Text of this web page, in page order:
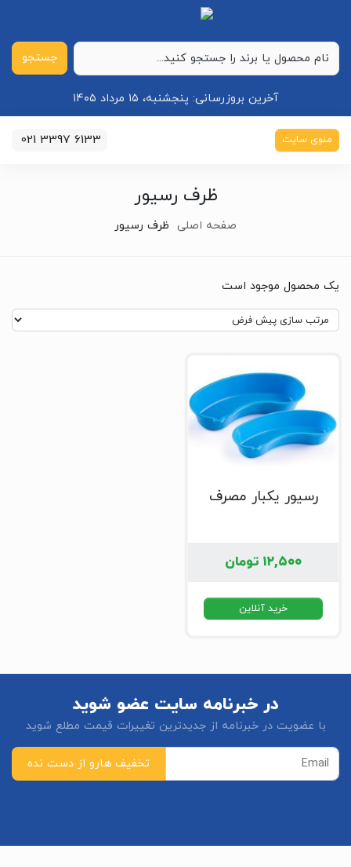
جستجو
آخرین بروزرسانی: پنجشنبه، ۱۵ مرداد ۱۴۰۵
منوی سایت 021 3397 6133
ظرف رسیور
صفحه اصلی ظرف رسیور
یک محصول موجود است
رسیور یکبار مصرف
۱۲,۵۰۰ تومان
خرید آنلاین
در خبرنامه سایت عضو شوید
با عضویت در خبرنامه از جدیدترین تغییرات قیمت مطلع شوید